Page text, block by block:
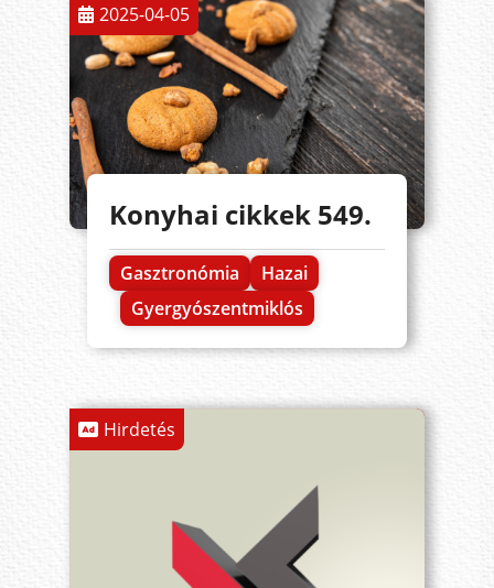
2025-04-05
Konyhai cikkek 549.
Gasztronómia
Hazai
Gyergyószentmiklós
Hirdetés